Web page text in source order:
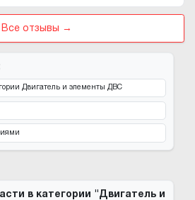
Все отзывы →
Двигатель и элементы ДВС
в категории "Двигатель и